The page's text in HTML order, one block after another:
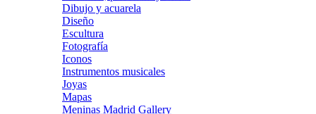
Dibujo y acuarela
Diseño
Escultura
Fotografía
Iconos
Instrumentos musicales
Joyas
Mapas
Meninas Madrid Gallery